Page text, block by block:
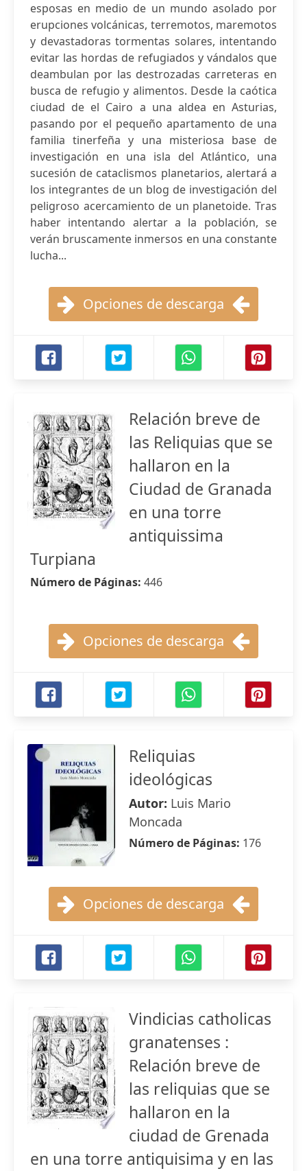
esposas en medio de un mundo asolado por
erupciones volcánicas, terremotos, maremotos
y devastadoras tormentas solares, intentando
evitar las hordas de refugiados y vándalos que
deambulan por las destrozadas carreteras en
busca de refugio y alimentos. Desde la caótica
ciudad de el Cairo a una aldea en Asturias,
pasando por el pequeño apartamento de una
familia tinerfeña y una misteriosa base de
investigación en una isla del Atlántico, una
sucesión de cataclismos planetarios, alertará a
los integrantes de un blog de investigación del
peligroso acercamiento de un planetoide. Tras
haber intentando alertar a la población, se
verán bruscamente inmersos en una constante
lucha...
Opciones de descarga
Relación breve de
las Reliquias que se
hallaron en la
Ciudad de Granada
en una torre
antiquissima
Turpiana
Número de Páginas: 446
Opciones de descarga
Reliquias
ideológicas
Autor: Luis Mario
Moncada
Número de Páginas: 176
Opciones de descarga
Vindicias catholicas
granatenses :
Relación breve de
las reliquias que se
hallaron en la
ciudad de Grenada
en una torre antiquisima y en las